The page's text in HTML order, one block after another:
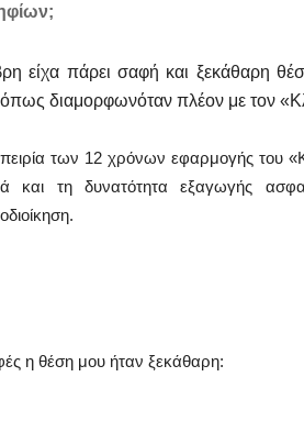
είχα πάρει σαφή και ξεκάθαρη
όπως διαμορφωνόταν πλέον με τον
των 12 χρόνων εφαρμογής του
και τη δυνατότητα εξαγωγής
η θέση μου ήταν ξεκάθαρη: